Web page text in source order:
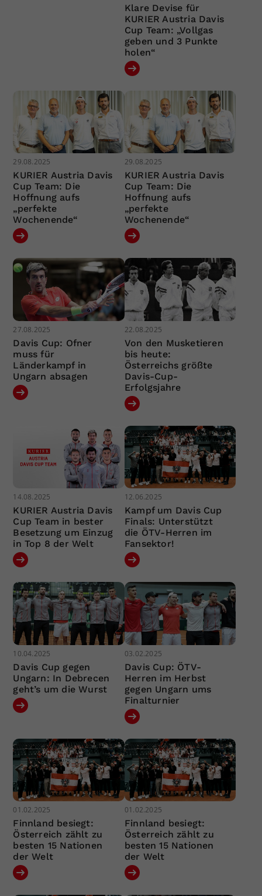
Klare Devise für
KURIER Austria Davis
Cup Team: „Vollgas
geben und 3 Punkte
holen“
29.08.2025
KURIER Austria Davis
Cup Team: Die
Hoffnung aufs
„perfekte
Wochenende“
29.08.2025
KURIER Austria Davis
Cup Team: Die
Hoffnung aufs
„perfekte
Wochenende“
27.08.2025
Davis Cup: Ofner
muss für
Länderkampf in
Ungarn absagen
22.08.2025
Von den Musketieren
bis heute:
Österreichs größte
Davis-Cup-
Erfolgsjahre
14.08.2025
KURIER Austria Davis
Cup Team in bester
Besetzung um Einzug
in Top 8 der Welt
12.06.2025
Kampf um Davis Cup
Finals: Unterstützt
die ÖTV-Herren im
Fansektor!
10.04.2025
Davis Cup gegen
Ungarn: In Debrecen
geht’s um die Wurst
03.02.2025
Davis Cup: ÖTV-
Herren im Herbst
gegen Ungarn ums
Finalturnier
01.02.2025
Finnland besiegt:
Österreich zählt zu
besten 15 Nationen
der Welt
01.02.2025
Finnland besiegt:
Österreich zählt zu
besten 15 Nationen
der Welt